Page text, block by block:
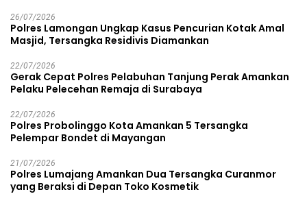
26/07/2026
Polres Lamongan Ungkap Kasus Pencurian Kotak Amal
Masjid, Tersangka Residivis Diamankan
22/07/2026
Gerak Cepat Polres Pelabuhan Tanjung Perak Amankan
Pelaku Pelecehan Remaja di Surabaya
22/07/2026
Polres Probolinggo Kota Amankan 5 Tersangka
Pelempar Bondet di Mayangan
21/07/2026
Polres Lumajang Amankan Dua Tersangka Curanmor
yang Beraksi di Depan Toko Kosmetik